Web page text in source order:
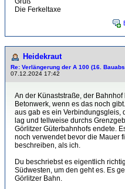
Die Ferkeltaxe
Heidekraut
Re: Verlängerung der A 100 (16.
07.12.2024 17:42
An der Künaststraße, der
Betonwerk, wenn es das noch
aus gab es ein Verbindungsgleis,
lag und tellweise durchs
Görlitzer Güterbahnhofs endete.
noch verwendet bevor die Mauer
beschreiben, als ich.
Du beschriebst es eigentlich
Südwesten, um den geht es. Es
Görlitzer Bahn.